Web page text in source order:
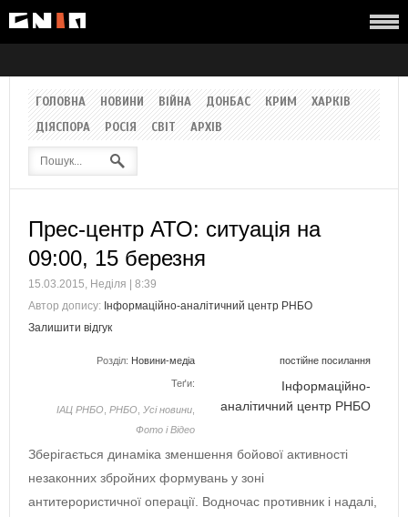
ГОЛОВНА НОВИНИ ВІЙНА ДОНБАС КРИМ
ХАРКІВ
ДІЯСПОРА
РОСІЯ СВІТ АРХІВ
Прес-центр АТО: ситуація на
09:00, 15 березня
15.03.2015, Неділя | 8:39
Автор допису: Інформаційно-аналітичний центр РНБО
Залишити відгук
Розділ: Новини-медіа постійне посилання
Теґи:
ІАЦ РНБО РНБО Усі новини
Фото і Відео
Інформаційно-
аналітичний центр РНБО
Зберігається динаміка зменшення бойової активності
незаконних збройних формувань у зоні
антитерористичної операції. Водночас противник і надалі,